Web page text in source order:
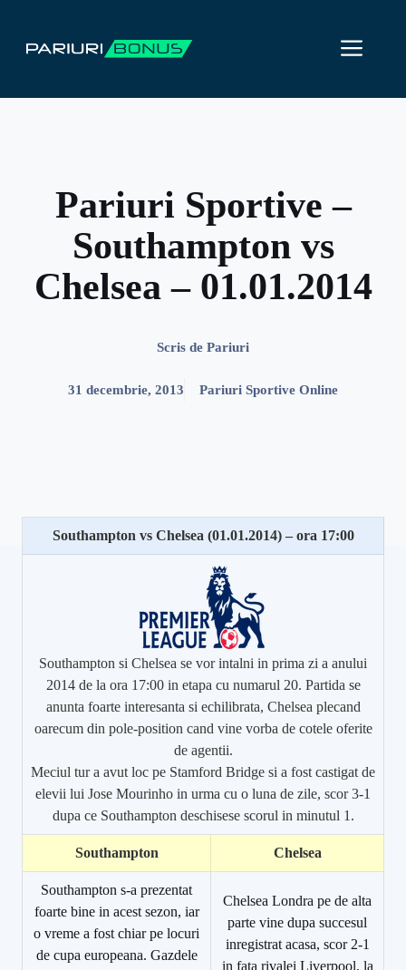
conținut
Pariuri Sportive –
Southampton vs
Chelsea – 01.01.2014
Scris de Pariuri
31 decembrie, 2013 Pariuri Sportive Online
Southampton vs Chelsea (01.01.2014) – ora 17:00
Southampton si Chelsea se vor intalni in prima zi a anului
2014 de la ora 17:00 in etapa cu numarul 20. Partida se
anunta foarte interesanta si echilibrata, Chelsea plecand
oarecum din pole-position cand vine vorba de cotele oferite
de agentii.
Meciul tur a avut loc pe Stamford Bridge si a fost castigat de
elevii lui Jose Mourinho in urma cu o luna de zile, scor 3-1
dupa ce Southampton deschisese scorul in minutul 1.
Southampton Chelsea
Southampton s-a prezentat
foarte bine in acest sezon, iar
o vreme a fost chiar pe locuri
de cupa europeana. Gazdele
Chelsea Londra pe de alta
parte vine dupa succesul
inregistrat acasa, scor 2-1
in fata rivalei Liverpool, la